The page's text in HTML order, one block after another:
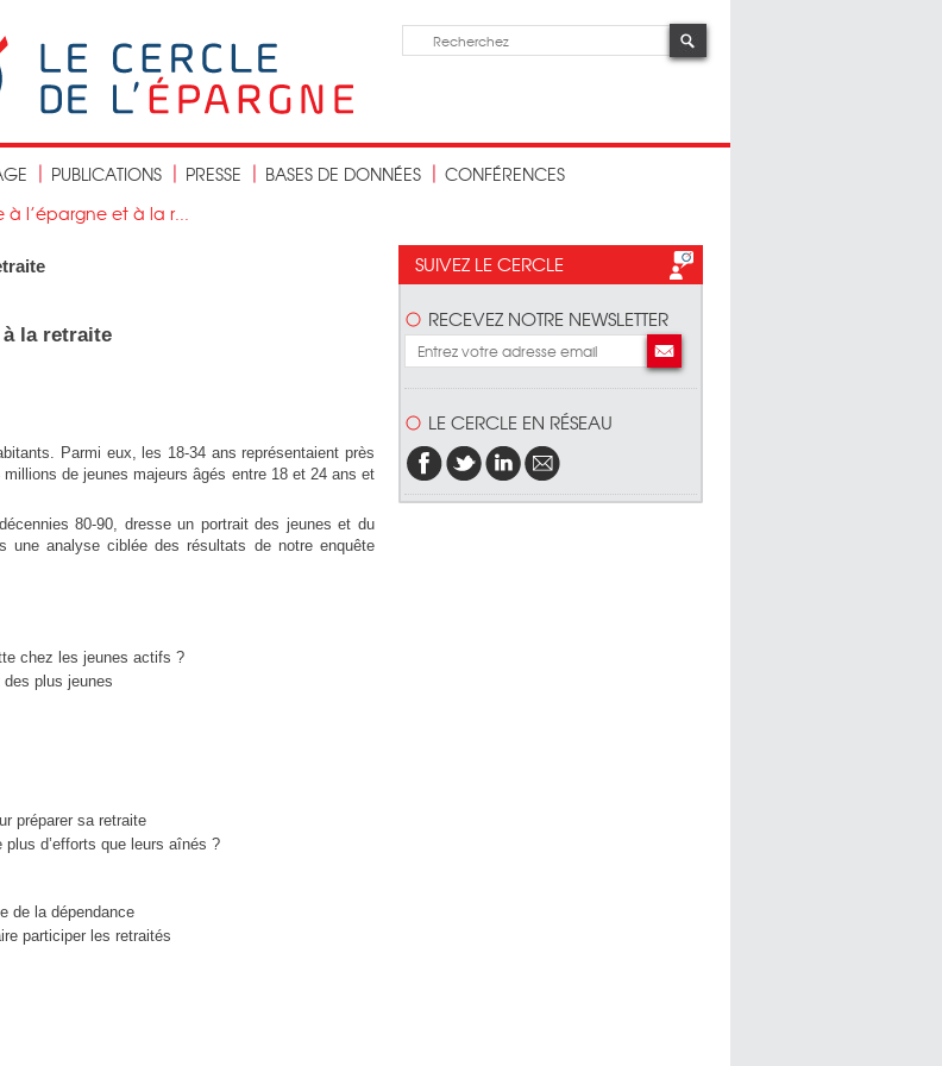
PUBLICATIONS PRESSE BASES DE DONNÉES
CONFÉRENCES
à l’épargne et à la r...
à la retraite
Parmi eux, les 18-34 ans représentaient près
de jeunes majeurs âgés entre 18 et 24 ans et
80-90, dresse un portrait des jeunes et du
une analyse ciblée des résultats de notre enquête
chez les jeunes actifs ?
plus jeunes
préparer sa retraite
d’efforts que leurs aînés ?
de la dépendance
participer les retraités
SUIVEZ LE CERCLE
RECEVEZ NOTRE NEWSLETTER
LE CERCLE EN RÉSEAU